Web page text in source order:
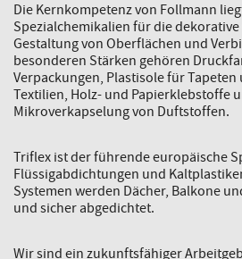
Die Kernkompetenz von Follmann
Spezialchemikalien für die
Gestaltung von Oberflächen und
besonderen Stärken gehören
Verpackungen, Plastisole für Tapeten
Textilien, Holz- und Papierklebstoffe
Mikroverkapselung von Duftstoffen.
Triflex ist der führende europäische
Flüssigabdichtungen und
Systemen werden Dächer, Balkone
und sicher abgedichtet.
Wir sind ein zukunftsfähiger